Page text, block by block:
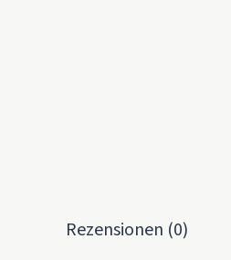
Rezensionen (0)